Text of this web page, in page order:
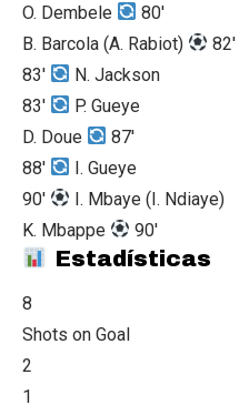
O. Dembele
80'
B. Barcola (A. Rabiot)
82'
83'
N. Jackson
83'
P. Gueye
D. Doue
87'
88'
I. Gueye
90'
I. Mbaye (I. Ndiaye)
K. Mbappe
90'
Estadísticas
8
Shots on Goal
2
1